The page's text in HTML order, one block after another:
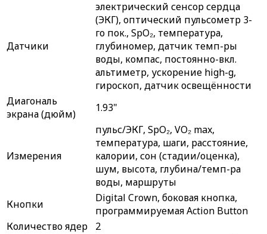
Датчики
электрический сенсор сердца
(ЭКГ), оптический пульсометр 3-
го пок., SpO₂, температура,
глубиномер, датчик темп-ры
воды, компас, постоянно-вкл.
альтиметр, ускорение high-g,
гироскоп, датчик освещённости
Диагональ
экрана (дюйм)
1.93"
Измерения
пульс/ЭКГ, SpO₂, VO₂ max,
температура, шаги, расстояние,
калории, сон (стадии/оценка),
шум, высота, глубина/темп-ра
воды, маршруты
Кнопки
Digital Crown, боковая кнопка,
программируемая Action Button
Количество ядер
2